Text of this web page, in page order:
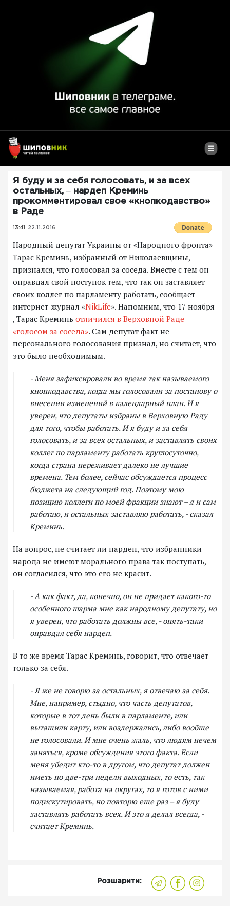
Я буду и за себя голосовать, и за всех
остальных, ‒ нардеп Креминь
прокомментировал свое «кнопкодавство»
в Раде
13:41 22.11.2016
Народный депутат Украины от «Народного фронта»
Тарас Креминь, избранный от Николаевщины,
признался, что голосовал за соседа. Вместе с тем он
оправдал свой поступок тем, что так он заставляет
своих коллег по парламенту работать, сообщает
интернет-журнал «NikLife». Напомним, что 17 ноября
, Тарас Креминь отличился в Верховной Раде
«голосом за соседа». Сам депутат факт не
персонального голосования признал, но считает, что
это было необходимым.
- Меня зафиксировали во время так называемого
кнопкодавства, когда мы голосовали за постанову о
внесении изменений в календарный план. И я
уверен, что депутаты избраны в Верховную Раду
для того, чтобы работать. И я буду и за себя
голосовать, и за всех остальных, и заставлять своих
коллег по парламенту работать круглосуточно,
когда страна переживает далеко не лучшие
времена. Тем более, сейчас обсуждается процесс
бюджета на следующий год. Поэтому мою
позицию коллеги по моей фракции знают – я и сам
работаю, и остальных заставляю работать, - сказал
Креминь.
На вопрос, не считает ли нардеп, что избранники
народа не имеют морального права так поступать,
он согласился, что это его не красит.
- А как факт, да, конечно, он не придает какого-то
особенного шарма мне как народному депутату, но
я уверен, что работать должны все, - опять-таки
оправдал себя нардеп.
В то же время Тарас Креминь, говорит, что отвечает
только за себя.
- Я же не говорю за остальных, я отвечаю за себя.
Мне, например, стыдно, что часть депутатов,
которые в тот день были в парламенте, или
вытащили карту, или воздержались, либо вообще
не голосовали. И мне очень жаль, что людям нечем
заняться, кроме обсуждения этого факта. Если
меня убедит кто-то в другом, что депутат должен
иметь по две-три недели выходных, то есть, так
называемая, работа на округах, то я готов с ними
подискутировать, но повторю еще раз – я буду
заставлять работать всех. И это я делал всегда, -
считает Креминь.
Розшарити: